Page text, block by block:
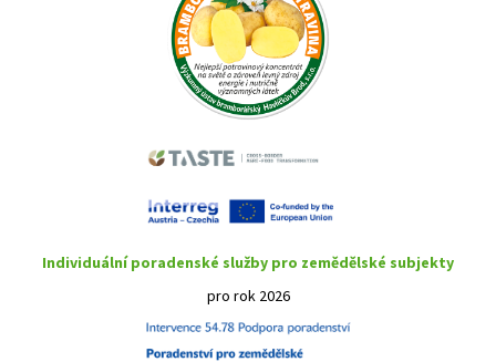
Individuální poradenské služby pro zemědělské subjekty
pro rok 2026